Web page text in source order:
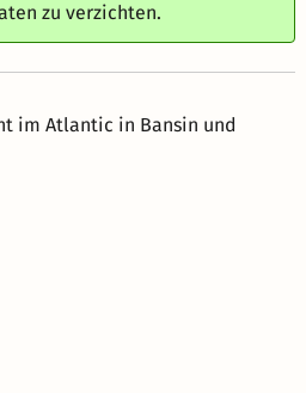
zu verzichten.
im Atlantic in Bansin und